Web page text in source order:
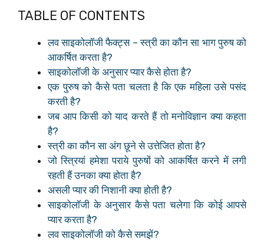
TABLE OF CONTENTS
लव साइकोलॉजी फैक्ट्स – स्त्री का कौन सा भाग पुरुष को
आकर्षित करता है?
साइकोलॉजी के अनुसार प्यार कैसे होता है?
एक पुरुष को कैसे पता चलता है कि एक महिला उसे पसंद
करती है?
जब आप किसी को याद करते हैं तो मनोविज्ञान क्या कहता
है?
स्त्री का कौन सा अंग छूने से उत्तेजित होता है?
जो स्त्रियां हमेशा पराये पुरुषों को आकर्षित करने में लगी
रहती हैं उनका क्या होता है?
असली प्यार की निशानी क्या होती है?
साइकोलॉजी के अनुसार कैसे पता चलेगा कि कोई आपसे
प्यार करता है?
लव साइकोलॉजी को कैसे समझें?